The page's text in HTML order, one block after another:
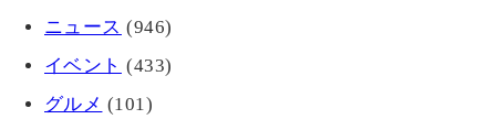
ニュース (946)
イベント (433)
グルメ (101)